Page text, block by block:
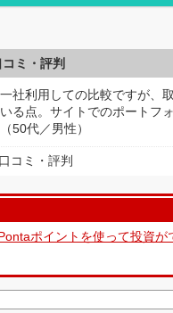
ミ・評判
社利用しての比較ですが、
る点。サイトでのポートフ
50代／男性）
コミ・評判
ポイントを使って投資が